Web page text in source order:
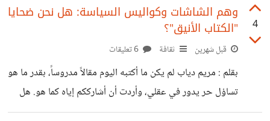
الصواريخ الموجهة والبارود. لكن الحقيقة الأكثر إثارة هي أن
أقوى الأسلحة التي تُدير كواليس كوكبنا الأسلحة غير التقليدية
رأسها "البترول خام" ، ذلك السائل الأسود اللزج الذي يخرج من
أعماق الأرض محملًا بالطاقة ليدير مصانع العالم ويشعل فتيل
4
وهم الشاشات وكواليس السياسة: هل نحن ضحايا
"الكتاب الأنيق"؟
قبل شهرين ثقافة
بقلم : مريم دياب لم يكن ما أكتبه اليوم مقالاً مدروساً، بقدر ما هو
تساؤل حر يدور في عقلي، وأردت أن أشارككم إياه كما هو. هل
أصبحنا نحن البشر ننجذب إلى الوهم ونحبه أكثر من الحقيقة؟